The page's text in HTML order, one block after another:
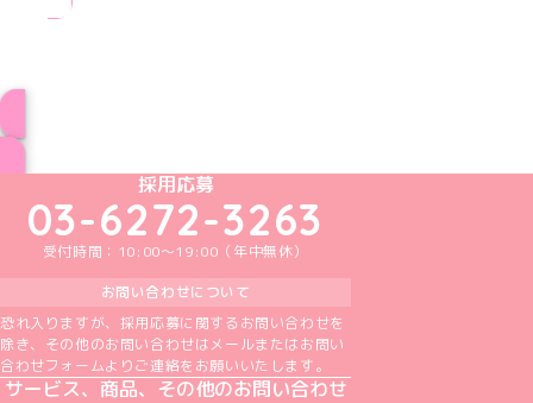
めいどりーみんTikTok公式アカウント
めいどりーみんX公式アカウント
めいどりーみんInstagram公式アカウント
めいどりーみんFacebook公式アカウン
めいどりーみんYouTube公式アカ
採用応募
03-6272-3263
受付時間：10:00～19:00（年中無休）
お問い合わせについて
恐れ入りますが、採用応募に関するお問い合わせを
除き、その他のお問い合わせはメールまたはお問い
合わせフォームよりご連絡をお願いいたします。
サービス、商品、その他のお問い合わせ